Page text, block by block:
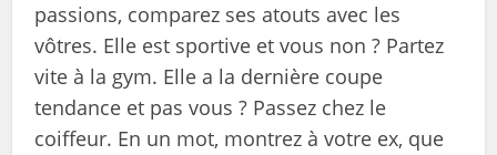
passions, comparez ses atouts avec les
vôtres. Elle est sportive et vous non ? Partez
vite à la gym. Elle a la dernière coupe
tendance et pas vous ? Passez chez le
coiffeur. En un mot, montrez à votre ex, que